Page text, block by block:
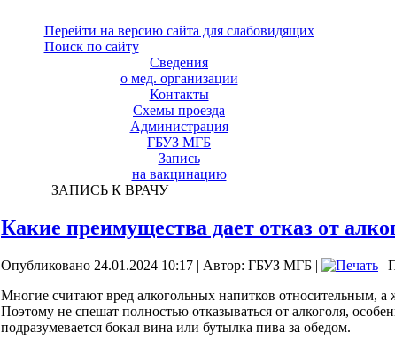
Перейти на версию сайта для слабовидящих
Поиск по сайту
Сведения
о мед. организации
Контакты
Схемы проезда
Администрация
ГБУЗ МГБ
Запись
на вакцинацию
ЗАПИСЬ К ВРАЧУ
Какие преимущества дает отказ от
Опубликовано 24.01.2024 10:17 | Автор: ГБУЗ МГБ |
|
Многие считают вред алкогольных напитков относительным,
Поэтому не спешат полностью отказываться от алкоголя,
подразумевается бокал вина или бутылка пива за обедом.